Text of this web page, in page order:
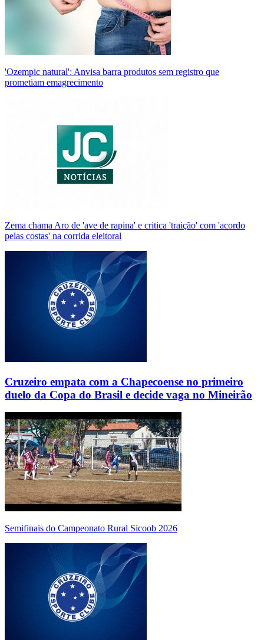
'Ozempic natural': Anvisa barra produtos sem registro que
prometiam emagrecimento
Zema chama Aro de 'ave de rapina' e critica 'traição' com 'acordo
pelas costas' na corrida eleitoral
Cruzeiro empata com a Chapecoense no primeiro
duelo da Copa do Brasil e decide vaga no Mineirão
Semifinais do Campeonato Rural Sicoob 2026